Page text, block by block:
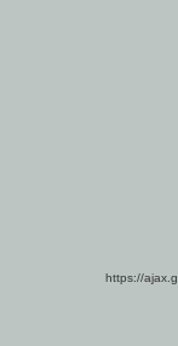
https://